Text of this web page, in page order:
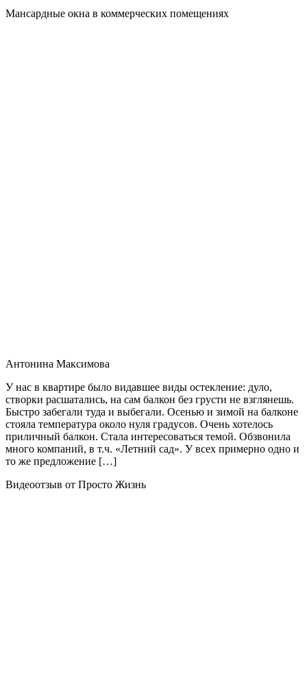
Мансардные окна в коммерческих помещениях
Антонина Максимова
У нас в квартире было видавшее виды остекление: дуло,
створки расшатались, на сам балкон без грусти не взглянешь.
Быстро забегали туда и выбегали. Осенью и зимой на балконе
стояла температура около нуля градусов. Очень хотелось
приличный балкон. Стала интересоваться темой. Обзвонила
много компаний, в т.ч. «Летний сад». У всех примерно одно и
то же предложение […]
Видеоотзыв от Просто Жизнь